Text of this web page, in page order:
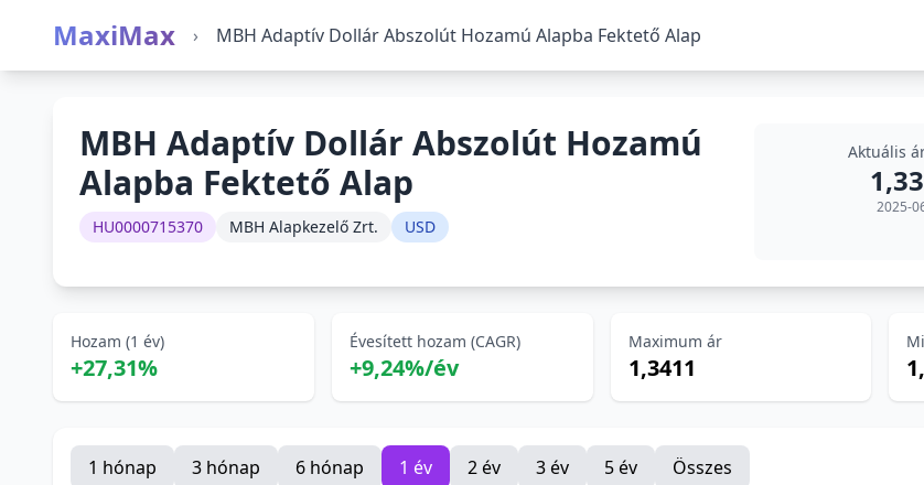
MaxiMax › MBH Adaptív Dollár Abszolút Hozamú Alapba Fektető Alap
MBH Adaptív Dollár Abszolút Hozamú
Alapba Fektető Alap
HU0000715370 MBH Alapkezelő Zrt. USD
Aktuális
2025-
Hozam (1 év)
+27,31%
Évesített hozam (CAGR)
+9,24%/év
Maximum ár
1,3411
1 hónap 3 hónap 6 hónap 1 év 2 év 3 év 5 év Összes